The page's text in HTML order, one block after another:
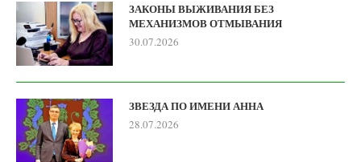
ЗАКОНЫ ВЫЖИВАНИЯ БЕЗ
МЕХАНИЗМОВ ОТМЫВАНИЯ
30.07.2026
ЗВЕЗДА ПО ИМЕНИ АННА
28.07.2026